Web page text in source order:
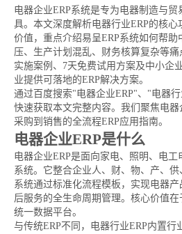
电器企业ERP系统是专为电器制造与
具。本文深度解析电器行业ERP的核
价值，重点介绍易呈ERP系统如何帮
压、生产计划混乱、财务核算复杂等
实施案例、7天免费试用方案及中小企
业提供可落地的ERP解决方案。
通过百度搜索"电器企业ERP"、"电器行
快速获取本文完整内容。我们聚焦电
采购到销售的全流程ERP应用指南。
电器企业ERP是什么
电器企业ERP是面向家电、照明、电
系统。它整合企业人、财、物、产、供
系统通过标准化流程模板，实现电器
后服务的全生命周期管理。核心价值
统一数据平台。
与传统ERP不同，电器行业ERP内置行